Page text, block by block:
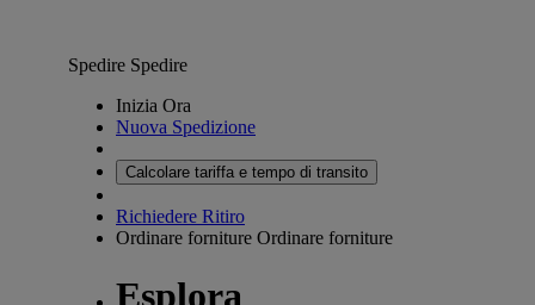
Spedire Spedire
Inizia Ora
Nuova Spedizione
Calcolare tariffa e tempo di transito
Richiedere Ritiro
Ordinare forniture Ordinare forniture
Esplora